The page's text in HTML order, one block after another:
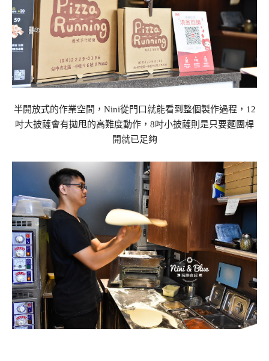
半開放式的作業空間，Nini從門口就能看到整個製作過程，12
吋大披薩會有拋甩的高難度動作，8吋小披薩則是只要麵團桿
開就已足夠